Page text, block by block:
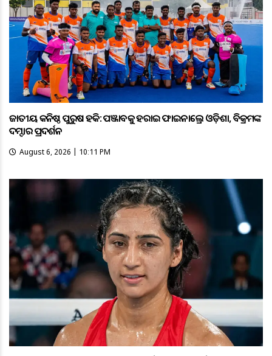
ଜାତୀୟ କନିଷ୍ଠ ପୁରୁଷ ହକି: ପଞ୍ଜାବକୁ ହରାଇ ଫାଇନାଲ୍ରେ ଓଡ଼ିଶା, ବିକ୍ରମଙ୍କ
ଦମ୍ଦାର ପ୍ରଦର୍ଶନ
August 6, 2026 | 10:11 PM